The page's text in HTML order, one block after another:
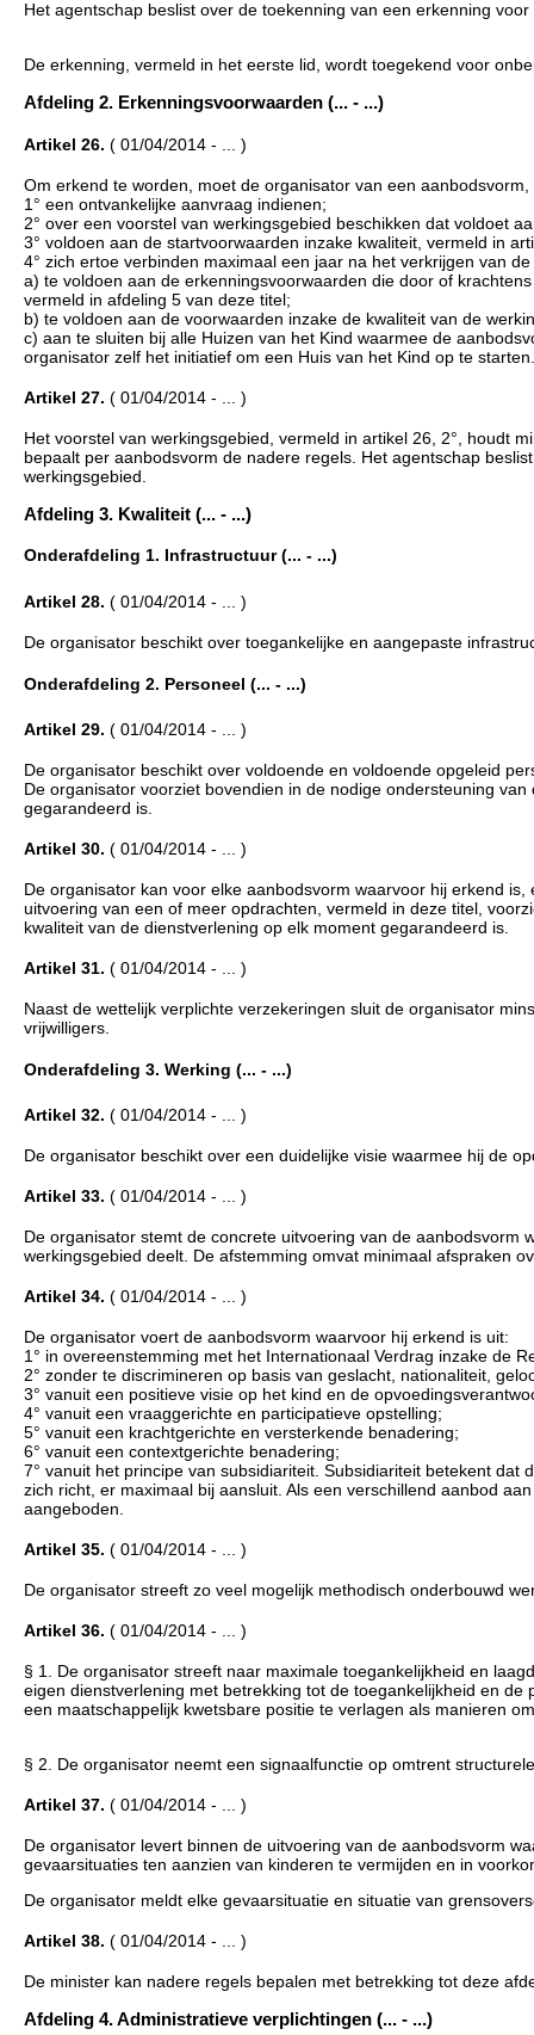
Het agentschap beslist over de toekenning van een erkenning
De erkenning, vermeld in het eerste lid, wordt toegekend voor
Afdeling 2. Erkenningsvoorwaarden (... - ...)
Artikel 26. ( 01/04/2014 - ... )
Om erkend te worden, moet de organisator van een
1° een ontvankelijke aanvraag indienen;
2° over een voorstel van werkingsgebied beschikken dat voldoet
3° voldoen aan de startvoorwaarden inzake kwaliteit, vermeld in
4° zich ertoe verbinden maximaal een jaar na het verkrijgen van
a) te voldoen aan de erkenningsvoorwaarden die door of
vermeld in afdeling 5 van deze titel;
b) te voldoen aan de voorwaarden inzake de kwaliteit van de
c) aan te sluiten bij alle Huizen van het Kind waarmee de
organisator zelf het initiatief om een Huis van het Kind op te starten.
Artikel 27. ( 01/04/2014 - ... )
Het voorstel van werkingsgebied, vermeld in artikel 26, 2°, houdt
bepaalt per aanbodsvorm de nadere regels. Het agentschap
werkingsgebied.
Afdeling 3. Kwaliteit (... - ...)
Onderafdeling 1. Infrastructuur (... - ...)
Artikel 28. ( 01/04/2014 - ... )
De organisator beschikt over toegankelijke en aangepaste
Onderafdeling 2. Personeel (... - ...)
Artikel 29. ( 01/04/2014 - ... )
De organisator beschikt over voldoende en voldoende opgeleid
De organisator voorziet bovendien in de nodige ondersteuning
gegarandeerd is.
Artikel 30. ( 01/04/2014 - ... )
De organisator kan voor elke aanbodsvorm waarvoor hij erkend
uitvoering van een of meer opdrachten, vermeld in deze titel,
kwaliteit van de dienstverlening op elk moment gegarandeerd is.
Artikel 31. ( 01/04/2014 - ... )
Naast de wettelijk verplichte verzekeringen sluit de organisator
vrijwilligers.
Onderafdeling 3. Werking (... - ...)
Artikel 32. ( 01/04/2014 - ... )
De organisator beschikt over een duidelijke visie waarmee hij de
Artikel 33. ( 01/04/2014 - ... )
De organisator stemt de concrete uitvoering van de
werkingsgebied deelt. De afstemming omvat minimaal afspraken
Artikel 34. ( 01/04/2014 - ... )
De organisator voert de aanbodsvorm waarvoor hij erkend is uit:
1° in overeenstemming met het Internationaal Verdrag inzake de
2° zonder te discrimineren op basis van geslacht, nationaliteit,
3° vanuit een positieve visie op het kind en de
4° vanuit een vraaggerichte en participatieve opstelling;
5° vanuit een krachtgerichte en versterkende benadering;
6° vanuit een contextgerichte benadering;
7° vanuit het principe van subsidiariteit. Subsidiariteit betekent
zich richt, er maximaal bij aansluit. Als een verschillend aanbod
aangeboden.
Artikel 35. ( 01/04/2014 - ... )
De organisator streeft zo veel mogelijk methodisch onderbouwd
Artikel 36. ( 01/04/2014 - ... )
§ 1. De organisator streeft naar maximale toegankelijkheid en
eigen dienstverlening met betrekking tot de toegankelijkheid en
een maatschappelijk kwetsbare positie te verlagen als manieren
§ 2. De organisator neemt een signaalfunctie op omtrent
Artikel 37. ( 01/04/2014 - ... )
De organisator levert binnen de uitvoering van de aanbodsvorm
gevaarsituaties ten aanzien van kinderen te vermijden en in
De organisator meldt elke gevaarsituatie en situatie van
Artikel 38. ( 01/04/2014 - ... )
De minister kan nadere regels bepalen met betrekking tot deze
Afdeling 4. Administratieve verplichtingen (... - ...)